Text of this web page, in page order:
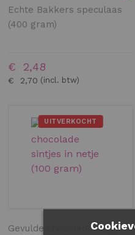
Echte Bakkers speculaas
(400 gram)
€ 2,70
€ 2,48
UITVERKOCHT
Gevulde chocolade sintjes